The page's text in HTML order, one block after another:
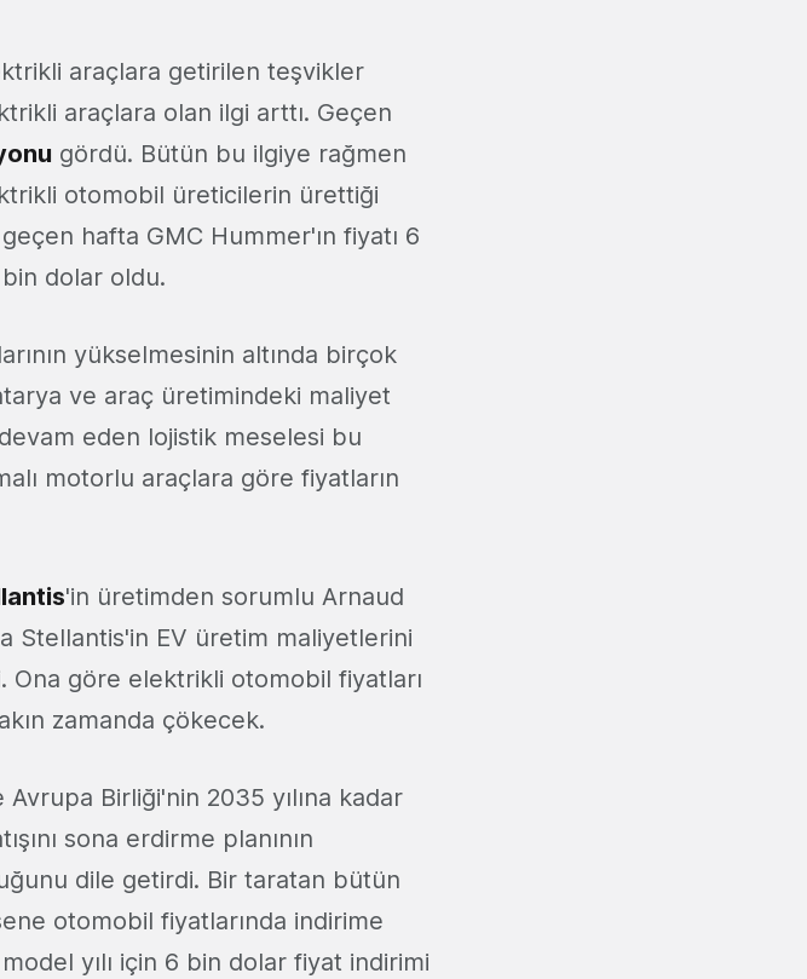
araçlara getirilen teşvikler
araçlara olan ilgi arttı. Geçen
gördü. Bütün bu ilgiye rağmen
otomobil üreticilerin ürettiği
hafta GMC Hummer'ın fiyatı 6
dolar oldu.
yükselmesinin altında birçok
ve araç üretimindeki maliyet
eden lojistik meselesi bu
motorlu araçlara göre fiyatların
'in üretimden sorumlu Arnaud
Stellantis'in EV üretim maliyetlerini
Ona göre elektrikli otomobil fiyatları
zamanda çökecek.
Birliği'nin 2035 yılına kadar
sona erdirme planının
dile getirdi. Bir taratan bütün
otomobil fiyatlarında indirime
yılı için 6 bin dolar fiyat indirimi